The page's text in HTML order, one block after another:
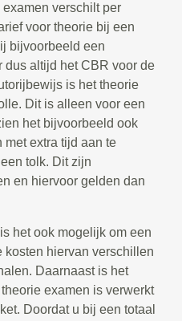
verschilt per
voor theorie bij een
bijvoorbeeld een
altijd het CBR voor de
is het theorie
Dit is alleen voor een
het bijvoorbeeld ook
met extra tijd aan te
tolk. Dit zijn
en hiervoor gelden dan
het ook mogelijk om een
kosten hiervan verschillen
Daarnaast is het
examen is verwerkt
Doordat u bij een totaal